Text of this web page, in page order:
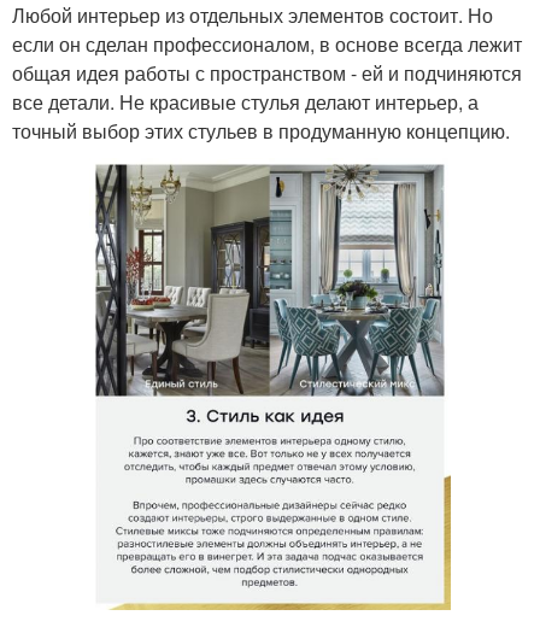
Любой интерьер из отдельных элементов состоит. Но
если он сделан профессионалом, в основе всегда лежит
общая идея работы с пространством - ей и подчиняются
все детали. Не красивые стулья делают интерьер, а
точный выбор этих стульев в продуманную концепцию.